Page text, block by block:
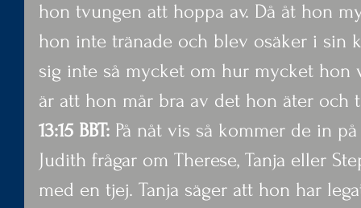
hon tvungen att hoppa av. Då åt hon
hon inte tränade och blev osäker i sin
sig inte så mycket om hur mycket
är att hon mår bra av det hon äter och
13:15 BBT: På nåt vis så kommer de in
Judith frågar om Therese, Tanja eller
med en tjej. Tanja säger att hon har